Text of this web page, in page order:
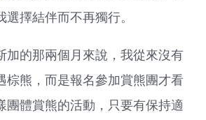
擇結伴而不再獨行。
加的那兩個月來說，我從來沒有
熊， 而是報名參加賞熊團才看
團體賞熊的活動，只要有保持適